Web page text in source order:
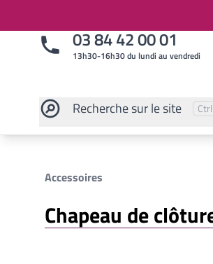
03 84 42 00 01
13h30-16h30 du lundi au vendredi
Recherchesur le site Ctrl
Rechercher
Accessoires
Chapeau de